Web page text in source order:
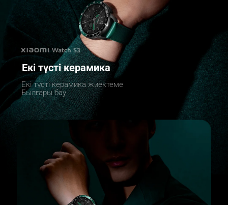
Екі түсті керамика
Екі түсті керамика жиектеме
Былғары бау